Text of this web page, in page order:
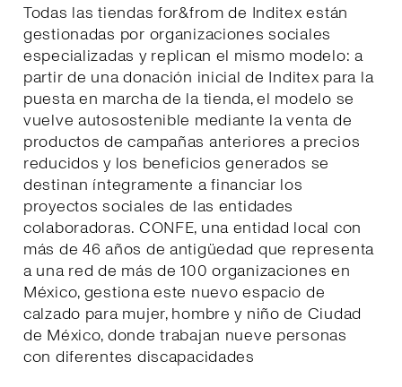
Todas las tiendas for&from de Inditex están
gestionadas por organizaciones sociales
especializadas y replican el mismo modelo: a
partir de una donación inicial de Inditex para la
puesta en marcha de la tienda, el modelo se
vuelve autosostenible mediante la venta de
productos de campañas anteriores a precios
reducidos y los beneficios generados se
destinan íntegramente a financiar los
proyectos sociales de las entidades
colaboradoras. CONFE, una entidad local con
más de 46 años de antigüedad que representa
a una red de más de 100 organizaciones en
México, gestiona este nuevo espacio de
calzado para mujer, hombre y niño de Ciudad
de México, donde trabajan nueve personas
con diferentes discapacidades